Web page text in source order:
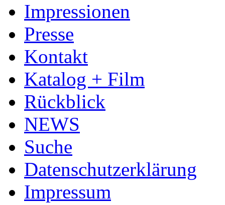
Impressionen
Presse
Kontakt
Katalog + Film
Rückblick
NEWS
Suche
Datenschutzerklärung
Impressum